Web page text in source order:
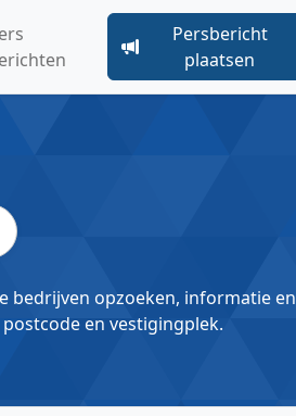
Persbericht
plaatsen
bedrijven opzoeken, informatie en
en vestigingplek.